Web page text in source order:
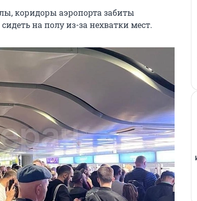
коридоры аэропорта забиты
на полу из-за нехватки мест.